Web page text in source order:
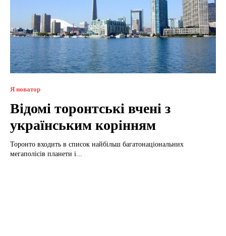
Я новатор
Відомі торонтські вчені з
українським корінням
Торонто входить в список найбільш багатонаціональних
мегаполісів планети і...